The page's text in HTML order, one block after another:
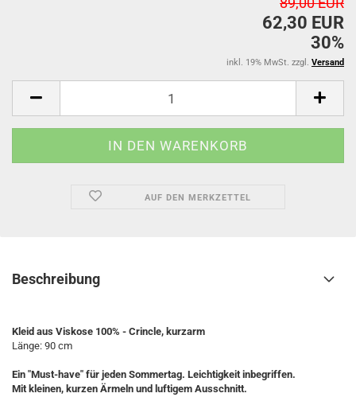
62,30 EUR
30%
inkl. 19% MwSt. zzgl. Versand
AUF DEN MERKZETTEL
Beschreibung
Kleid aus Viskose 100% - Crincle, kurzarm
Länge: 90 cm
Ein "Must-have" für jeden Sommertag. Leichtigkeit inbegriffen.
Mit kleinen, kurzen Ärmeln und luftigem Ausschnitt.